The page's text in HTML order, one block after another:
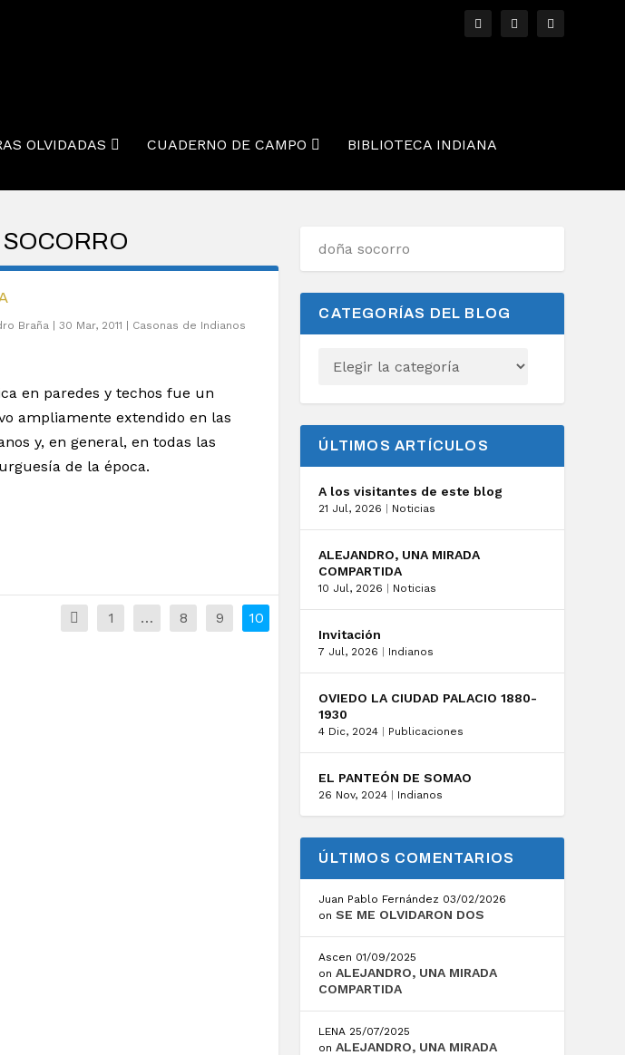
OLVIDADAS CUADERNO DE CAMPO BIBLIOTECA INDIANA
Braña| 30 Mar, 2011 Casonas de Indianos
en paredes y techos fue un
ampliamente extendido en las
y, en general, en todas las
de la época.
1 … 8 9 10
CATEGORÍAS DEL BLOG
ÚLTIMOS ARTÍCULOS
A los visitantes de este blog
21 Jul, 2026 Noticias
ALEJANDRO, UNA MIRADA
COMPARTIDA
10 Jul, 2026 Noticias
Invitación
7 Jul, 2026 Indianos
OVIEDO LA CIUDAD PALACIO 1880-
1930
4 Dic, 2024 Publicaciones
EL PANTEÓN DE SOMAO
26 Nov, 2024 Indianos
ÚLTIMOS COMENTARIOS
Juan Pablo Fernández 03/02/2026
onSE ME OLVIDARON DOS
Ascen 01/09/2025
onALEJANDRO, UNA MIRADA
COMPARTIDA
LENA 25/07/2025
onALEJANDRO, UNA MIRADA